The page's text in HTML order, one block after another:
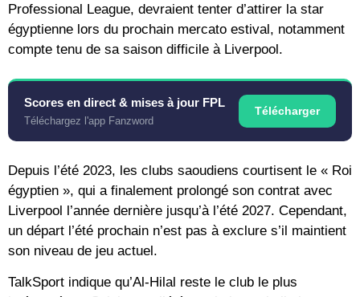
Professional League, devraient tenter d’attirer la star
égyptienne lors du prochain mercato estival, notamment
compte tenu de sa saison difficile à Liverpool.
Scores en direct & mises à jour FPL
Téléchargez l'app Fanzword
Télécharger
Depuis l’été 2023, les clubs saoudiens courtisent le « Roi
égyptien », qui a finalement prolongé son contrat avec
Liverpool l’année dernière jusqu’à l’été 2027. Cependant,
un départ l’été prochain n’est pas à exclure s’il maintient
son niveau de jeu actuel.
TalkSport indique qu’Al-Hilal reste le club le plus